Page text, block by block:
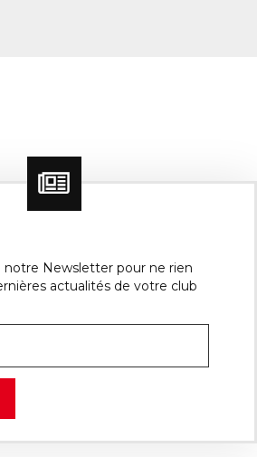
notre Newsletter pour ne rien
actualités de votre club